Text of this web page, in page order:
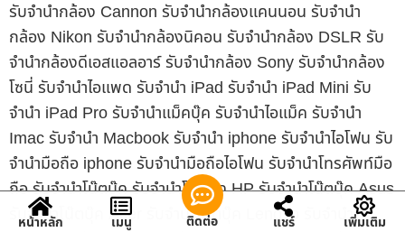
รับจำนำกล้อง Cannon รับจำนำกล้องแคนนอน รับจำนำ
กล้อง Nikon รับจำนำกล้องนิคอน รับจำนำกล้อง DSLR รับ
จำนำกล้องดีเอสแอลอาร์ รับจำนำกล้อง Sony รับจำนำกล้อง
โซนี่ รับจำนำไอแพด รับจำนำ iPad รับจำนำ iPad Mini รับ
จำนำ iPad Pro รับจำนำแม็คบุ๊ค รับจำนำไอแม็ค รับจำนำ
Imac รับจำนำ Macbook รับจำนำ iphone รับจำนำไอโฟน รับ
จำนำมือถือ iphone รับจำนำมือถือไอโฟน รับจำนำโทรศัพท์มือ
ถือ รับจำนำโน๊ตบุ๊ค รับจำนำโน๊ตบุ๊ค HP รับจำนำโน๊ตบุ๊ค Asus
รับจำนำโน๊ตบุ๊ค Acer รับจำนำโน๊ตบุ๊ค Lenovo รับจำนำ
หน้าหลัก เมนู ติดต่อ แชร์ เพิ่มเติม